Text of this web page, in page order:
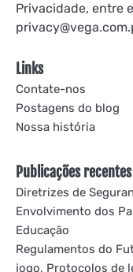
Privacidade, entre
Links
Contate-nos
Postagens do blog
Nossa história
Publicações recentes
Diretrizes de
Envolvimento dos
Educação
Regulamentos do
jogo, Protocolos de